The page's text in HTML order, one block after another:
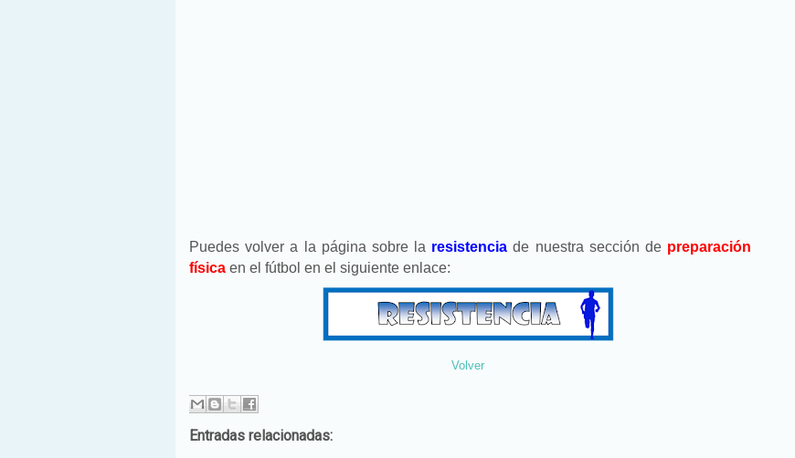
Puedes volver a la página sobre la resistenciade nuestra sección de preparación
física en el fútbol en el siguiente enlace:
Volver
Entradas relacionadas: